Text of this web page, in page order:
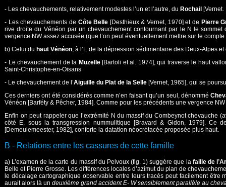
- Les chevauchements, relativement modestes l’un et l’autre, du Rochail
- Les chevauchements de Côte Belle [Desthieux & Vernet, 1970] et de Pierre
rive droite du Vénéon par un chevauchement contournant par le N le sommet
vergence NW assez accusée (que l’on peut éventuellement mettre sur le
b) Celui du haut Vénéon, à l’E de la dépression sédimentaire des Deux-Alpes
- Le chevauchement de la Muzelle[Bartoli et al. 1974], qui traverse le haut
Saint-Christophe-en-Oisans
- Le chevauchement de l’Aiguille du Plat de la Selle [Vernet, 1965], qui se
Ces derniers ont été considérés comme n’en faisant qu’un seul, dénommé
Vénéon [Barféty & Pêcher, 1984]. Comme pour les précédents une vergence
Enfin on peut rappeler que l’extrémité N du massif du Combeynot chevauche
côté E, sous la transgression nummulitique [Bravard & Gidon, 1979]. Ce
[Demeulemeester, 1982], conforte la datation néocrétacée proposée plus haut.
B - Relations entre les cassures de cette famille
a) L’examen de la carte du massif du Pelvoux (fig. 1) suggère que la faille de
Belle et Pierre Grosse. Les différences locales d’azimut du plan de
le décalage cartographique observable entre leurs tracés peut facilement
aurait alors là un deuxième grand accident E- W sensiblement parallèle au